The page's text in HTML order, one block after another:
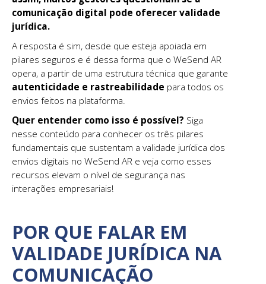
comunicação digital pode oferecer validade
jurídica.
A resposta é sim, desde que esteja apoiada em
pilares seguros e é dessa forma que o WeSend AR
opera, a partir de uma estrutura técnica que garante
autenticidade e rastreabilidade para todos os
envios feitos na plataforma.
Quer entender como isso é possível? Siga
nesse conteúdo para conhecer os três pilares
fundamentais que sustentam a validade jurídica dos
envios digitais no WeSend AR e veja como esses
recursos elevam o nível de segurança nas
interações empresariais!
POR QUE FALAR EM
VALIDADE JURÍDICA NA
COMUNICAÇÃO